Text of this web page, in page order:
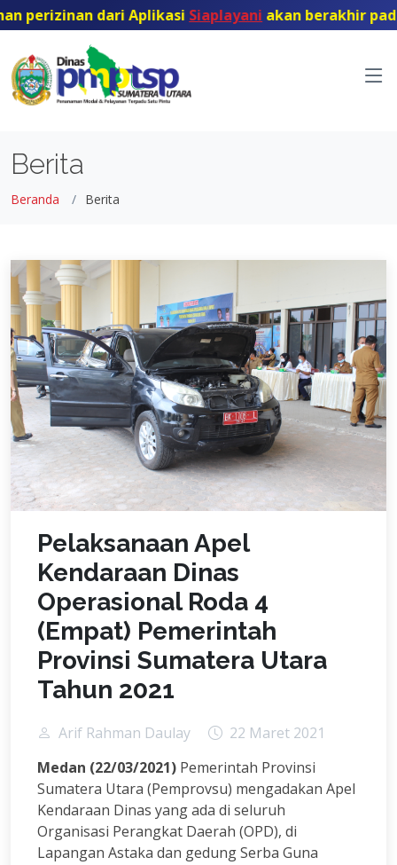
perizinan dari AplikasiSiaplayaniakan berakhir pada
Berita
Beranda Berita
Pelaksanaan Apel
Kendaraan Dinas
Operasional Roda 4
(Empat) Pemerintah
Provinsi Sumatera Utara
Tahun 2021
Arif Rahman Daulay
22 Maret 2021
Medan (22/03/2021) Pemerintah Provinsi
Sumatera Utara (Pemprovsu) mengadakan Apel
Kendaraan Dinas yang ada di seluruh
Organisasi Perangkat Daerah (OPD), di
Lapangan Astaka dan gedung Serba Guna